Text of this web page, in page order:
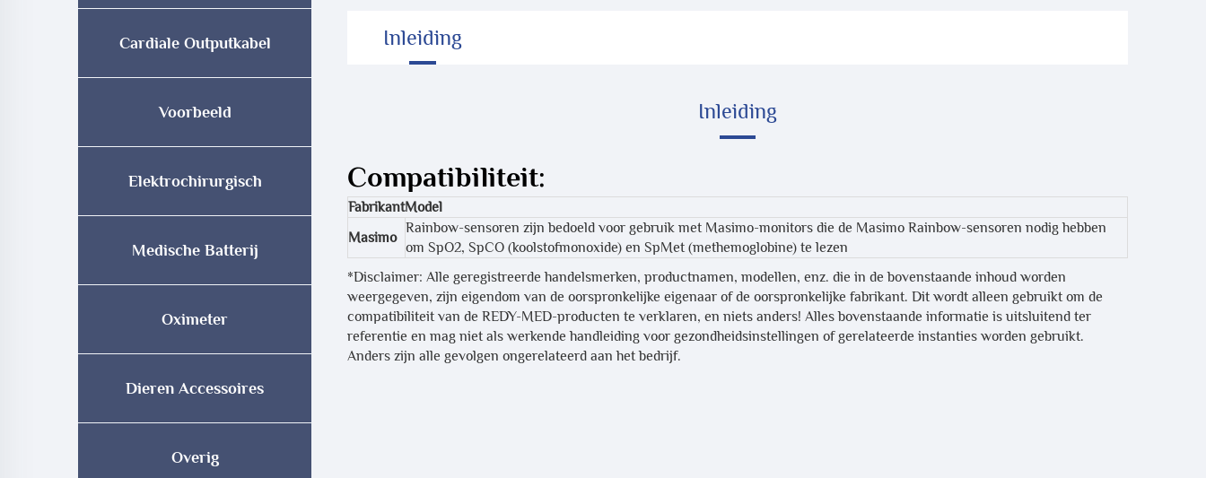
Cardiale Outputkabel
Voorbeeld
Elektrochirurgisch
Medische Batterij
Oximeter
Dieren Accessoires
Overig
Inleiding
Inleiding
Compatibiliteit:
FabrikantModel
Masimo
Rainbow-sensoren zijn bedoeld voor gebruik met Masimo-monitors die de Masimo Rainbow-sensoren nodig hebben
om SpO2, SpCO (koolstofmonoxide) en SpMet (methemoglobine) te lezen
*Disclaimer: Alle geregistreerde handelsmerken, productnamen, modellen, enz. die in de bovenstaande inhoud worden
weergegeven, zijn eigendom van de oorspronkelijke eigenaar of de oorspronkelijke fabrikant. Dit wordt alleen gebruikt om de
compatibiliteit van de REDY-MED-producten te verklaren, en niets anders! Alles bovenstaande informatie is uitsluitend ter
referentie en mag niet als werkende handleiding voor gezondheidsinstellingen of gerelateerde instanties worden gebruikt.
Anders zijn alle gevolgen ongerelateerd aan het bedrijf.